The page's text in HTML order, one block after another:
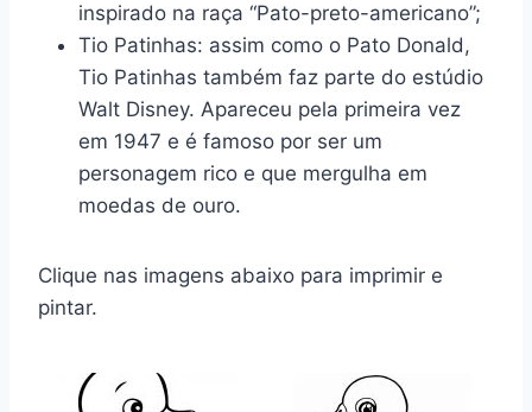
inspirado na raça “Pato-preto-americano”;
Tio Patinhas: assim como o Pato Donald,
Tio Patinhas também faz parte do estúdio
Walt Disney. Apareceu pela primeira vez
em 1947 e é famoso por ser um
personagem rico e que mergulha em
moedas de ouro.
Clique nas imagens abaixo para imprimir e
pintar.